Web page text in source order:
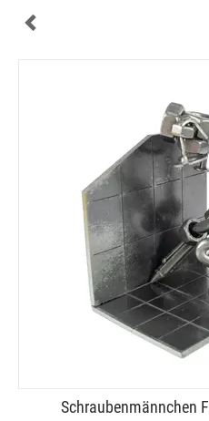
Schraubenmännchen